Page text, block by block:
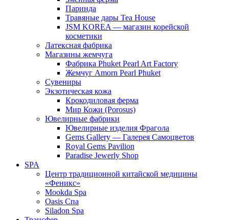
Паринда
Травяные дары Tea House
JSM KOREA — магазин корейской
косметики
Латексная фабрика
Магазины жемчуга
Фабрика Phuket Pearl Art Factory
Жемчуг Amorn Pearl Phuket
Сувениры
Экзотическая кожа
Крокодиловая ферма
Мир Кожи (Porosus)
Ювелирные фабрики
Ювелирные изделия Фрагола
Gems Gallery — Галерея Самоцветов
Royal Gems Pavilion
Paradise Jewerly Shop
SPA
Центр традиционной китайской медицины
«Феникс»
Mookda Spa
Oasis Спа
Siladon Spa